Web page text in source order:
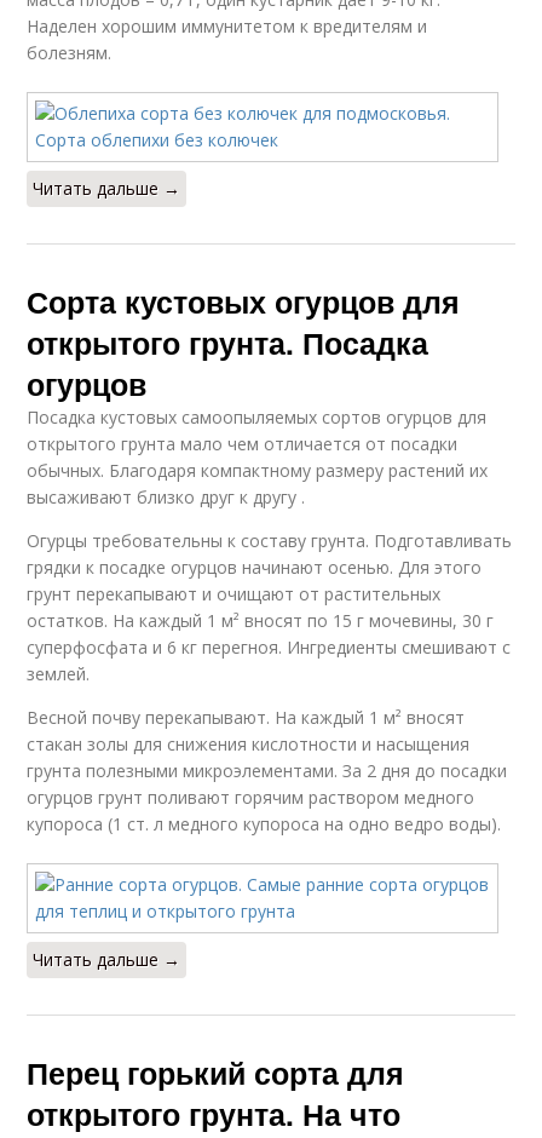
Наделен хорошим иммунитетом к вредителям и
болезням.
Читать дальше →
Сорта кустовых огурцов для
открытого грунта. Посадка
огурцов
Посадка кустовых самоопыляемых сортов огурцов для
открытого грунта мало чем отличается от посадки
обычных. Благодаря компактному размеру растений их
высаживают близко друг к другу .
Огурцы требовательны к составу грунта. Подготавливать
грядки к посадке огурцов начинают осенью. Для этого
грунт перекапывают и очищают от растительных
остатков. На каждый 1 м² вносят по 15 г мочевины, 30 г
суперфосфата и 6 кг перегноя. Ингредиенты смешивают с
землей.
Весной почву перекапывают. На каждый 1 м² вносят
стакан золы для снижения кислотности и насыщения
грунта полезными микроэлементами. За 2 дня до посадки
огурцов грунт поливают горячим раствором медного
купороса (1 ст. л медного купороса на одно ведро воды).
Читать дальше →
Перец горький сорта для
открытого грунта. На что